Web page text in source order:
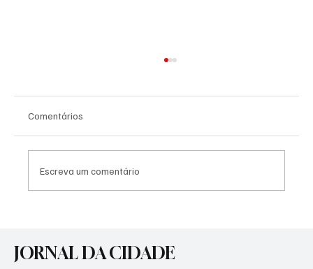
contra a mulher
Comentários
Escreva um comentário
JORNAL DA CIDADE